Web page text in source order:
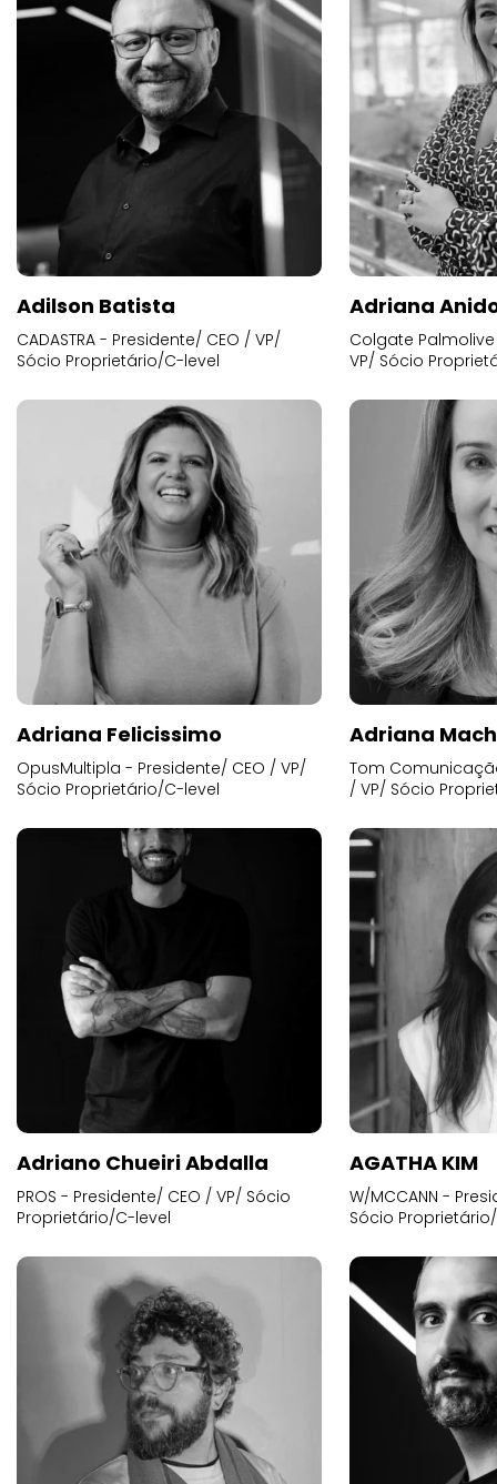
Adilson Batista
CADASTRA - Presidente/ CEO / VP/
Sócio Proprietário/C-level
Adriana
Colgate
VP/ Sócio
Adriana Felicissimo
OpusMultipla - Presidente/ CEO / VP/
Sócio Proprietário/C-level
Adriana
Tom
/ VP/ Sócio
Adriano Chueiri Abdalla
PROS - Presidente/ CEO / VP/ Sócio
Proprietário/C-level
AGATHA KIM
W/MCCANN -
Sócio